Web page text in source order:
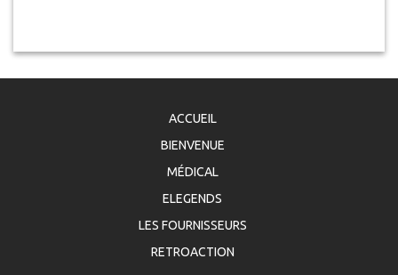
ACCUEIL
BIENVENUE
MÉDICAL
ELEGENDS
LES FOURNISSEURS
RETROACTION